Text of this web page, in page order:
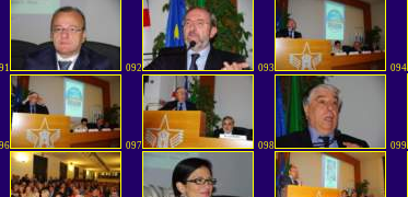
092 093 094
097 098 099